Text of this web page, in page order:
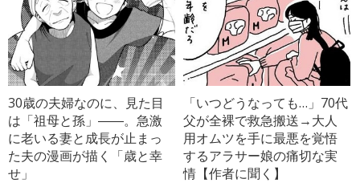
30歳の夫婦なのに、見た目
は「祖母と孫」――。急激
に老いる妻と成長が止まっ
た夫の漫画が描く「歳と幸
せ」
「いつどうなっても…」70代
父が全裸で救急搬送→大人
用オムツを手に最悪を覚悟
するアラサー娘の痛切な実
情【作者に聞く】